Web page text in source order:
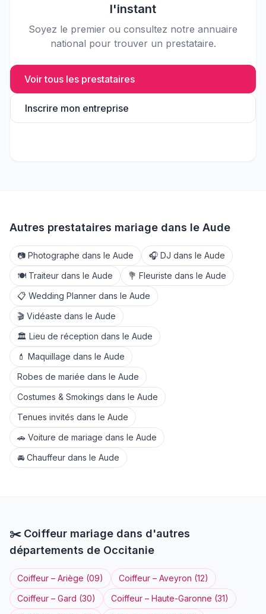
l'instant
Soyez le premier ou consultez notre annuaire
national pour trouver un prestataire.
Voir tous les prestataires
Inscrire mon entreprise
Autres prestataires mariage dans le Aude
📷 Photographe dans le Aude 🎧 DJ dans le Aude
🍽️ Traiteur dans le Aude 💐 Fleuriste dans le Aude
📋 Wedding Planner dans le Aude
🎬 Vidéaste dans le Aude
🏛️ Lieu de réception dans le Aude
💄 Maquillage dans le Aude
Robes de mariée dans le Aude
Costumes & Smokings dans le Aude
Tenues invités dans le Aude
🚗 Voiture de mariage dans le Aude
🚘 Chauffeur dans le Aude
✂️ Coiffeur mariage dans d'autres
départements de Occitanie
Coiffeur – Ariège (09) Coiffeur – Aveyron (12)
Coiffeur – Gard (30) Coiffeur – Haute-Garonne (31)